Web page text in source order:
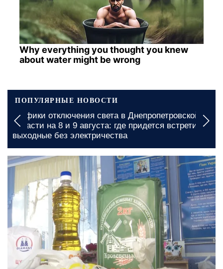
Why everything you thought you knew
about water might be wrong
ПОПУЛЯРНЫЕ НОВОСТИ
Графики отключения света в Николаевской
области на 8 августа: где суббота принесет
длительные ограничения
сегодня, 15:00